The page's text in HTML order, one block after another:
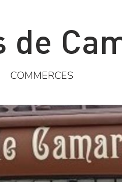
de
COMMERCES